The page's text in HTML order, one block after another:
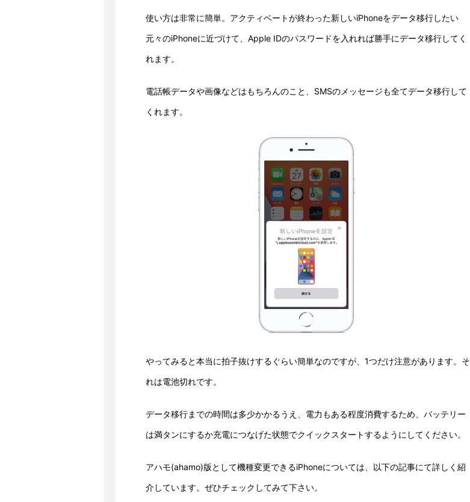
使い方は非常に簡単。アクティベートが終わった新しいiPhoneをデータ移行したい
元々のiPhoneに近づけて、Apple IDのパスワードを入れれば勝手にデータ移行してく
れます。
電話帳データや画像などはもちろんのこと、SMSのメッセージも全てデータ移行して
くれます。
やってみると本当に拍子抜けするぐらい簡単なのですが、1つだけ注意があります。そ
れは電池切れです。
データ移行までの時間は多少かかるうえ、電力もある程度消費するため、バッテリー
は満タンにするか充電につなげた状態でクイックスタートするようにしてください。
アハモ(ahamo)版として機種変更できるiPhoneについては、以下の記事にて詳しく紹
介しています。ぜひチェックしてみて下さい。